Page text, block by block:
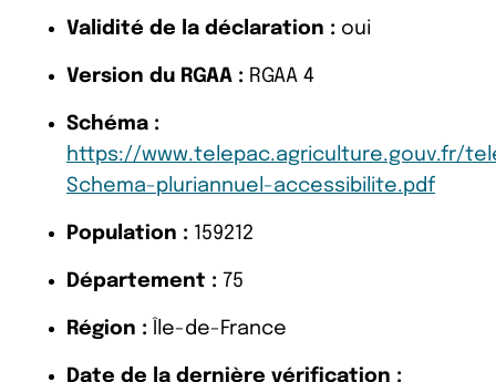
Validité de la déclaration : oui
Version du RGAA : RGAA 4
Schéma :
https://www.telepac.agriculture.gouv.fr/
Schema-pluriannuel-accessibilite.pdf
Population : 159212
Département : 75
Région : Île-de-France
Date de la dernière vérification :